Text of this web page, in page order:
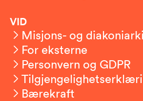
VID
Misjons- og
For eksterne
Personvern og GDPR
Bærekraft